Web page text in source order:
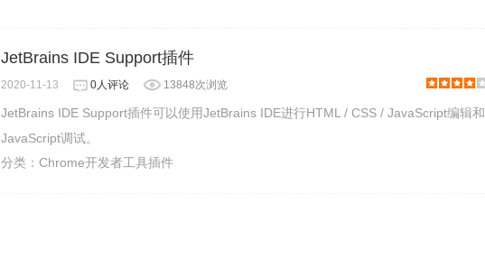
JetBrains IDE Support插件
2020-11-13 0人评论 13848次浏览
JetBrains IDE Support插件可以使用JetBrains IDE进行HTML / CSS / JavaScript编辑和
JavaScript调试。
分类： Chrome开发者工具插件